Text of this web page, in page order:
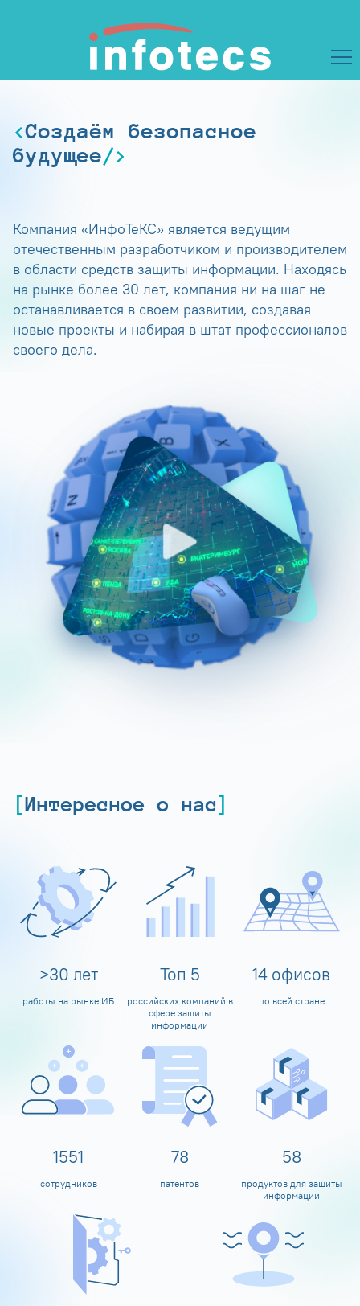
Создаём безопасное
будущее
Компания «ИнфоТеКС» является ведущим
отечественным разработчиком и производителем
в области средств защиты информации. Находясь
на рынке более 30 лет, компания ни на шаг не
останавливается в своем развитии, создавая
новые проекты и набирая в штат профессионалов
своего дела.
Интересное о нас
>30 лет
работы на рынке ИБ
Топ 5
российских компаний в
сфере защиты
информации
14 офисов
по всей стране
1600
сотрудников
80
патентов
60
продуктов для защиты
информации